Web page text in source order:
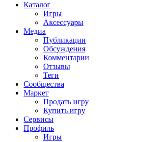
Каталог
Игры
Аксессуары
Медиа
Публикации
Обсуждения
Комментарии
Отзывы
Теги
Сообщества
Маркет
Продать игру
Купить игру
Сервисы
Профиль
Игры